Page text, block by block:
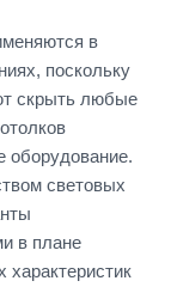
в
поскольку
скрыть любые
оборудование.
световых
в плане
характеристик